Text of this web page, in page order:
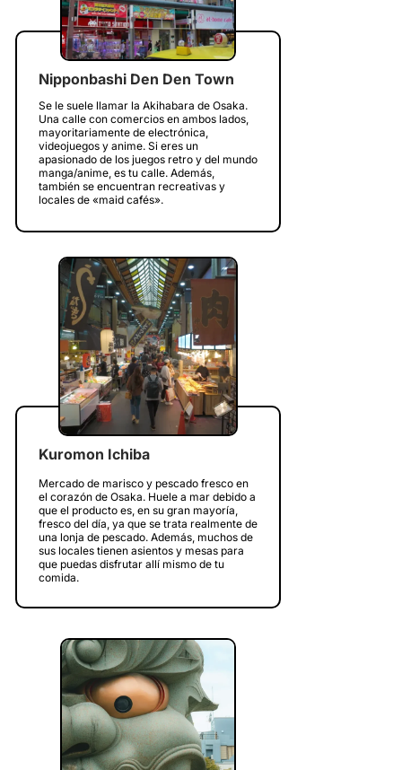
Nipponbashi Den Den Town
Se le suele llamar la Akihabara de Osaka.
Una calle con comercios en ambos lados,
mayoritariamente de electrónica,
videojuegos y anime. Si eres un
apasionado de los juegos retro y del mundo
manga/anime, es tu calle. Además,
también se encuentran recreativas y
locales de «maid cafés».
Kuromon Ichiba
Mercado de marisco y pescado fresco en
el corazón de Osaka. Huele a mar debido a
que el producto es, en su gran mayoría,
fresco del día, ya que se trata realmente de
una lonja de pescado. Además, muchos de
sus locales tienen asientos y mesas para
que puedas disfrutar allí mismo de tu
comida.